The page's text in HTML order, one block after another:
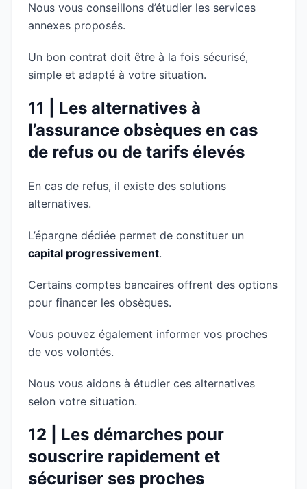
Nous vous conseillons d’étudier les services
annexes proposés.
Un bon contrat doit être à la fois sécurisé,
simple et adapté à votre situation.
11 | Les alternatives à
l’assurance obsèques en cas
de refus ou de tarifs élevés
En cas de refus, il existe des solutions
alternatives.
L’épargne dédiée permet de constituer un
capital progressivement.
Certains comptes bancaires offrent des options
pour financer les obsèques.
Vous pouvez également informer vos proches
de vos volontés.
Nous vous aidons à étudier ces alternatives
selon votre situation.
12 | Les démarches pour
souscrire rapidement et
sécuriser ses proches